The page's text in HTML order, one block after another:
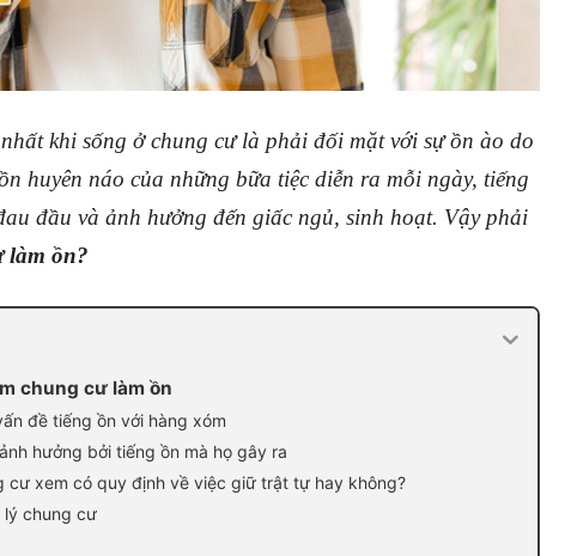
khi sống ở chung cư là phải đối mặt với sự ồn ào do
huyên náo của những bữa tiệc diễn ra mỗi ngày, tiếng
đầu và ảnh hưởng đến giấc ngủ, sinh hoạt. Vậy phải
làm ồn?
chung cư làm ồn
đề tiếng ồn với hàng xóm
hưởng bởi tiếng ồn mà họ gây ra
cư xem có quy định về việc giữ trật tự hay không?
lý chung cư